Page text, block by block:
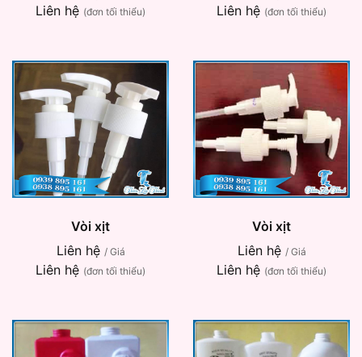
Liên hệ (đơn tối thiểu) Liên hệ (đơn tối thiểu)
Vòi xịt
Liên hệ / Giá
Liên hệ (đơn tối thiểu)
Vòi xịt
Liên hệ / Giá
Liên hệ (đơn tối thiểu)